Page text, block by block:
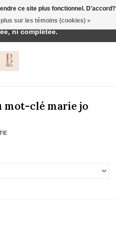
mot-clé marie jo
ce site plus fonctionnel. D'accord?
sur les témoins (cookies) »
Toute commande passée
ni complétée.